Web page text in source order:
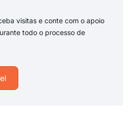
visitas e conte com o apoio
todo o processo de